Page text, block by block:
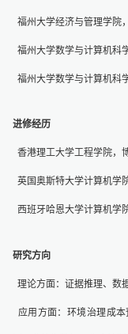
福州大学经济与管理学院
福州大学数学与计算机科
福州大学数学与计算机科
进修经历
香港理工大学工程学院，
英国奥斯特大学计算机学
西班牙哈恩大学计算机学
研究方向
理论方面：证据推理、数
应用方面：环境治理成